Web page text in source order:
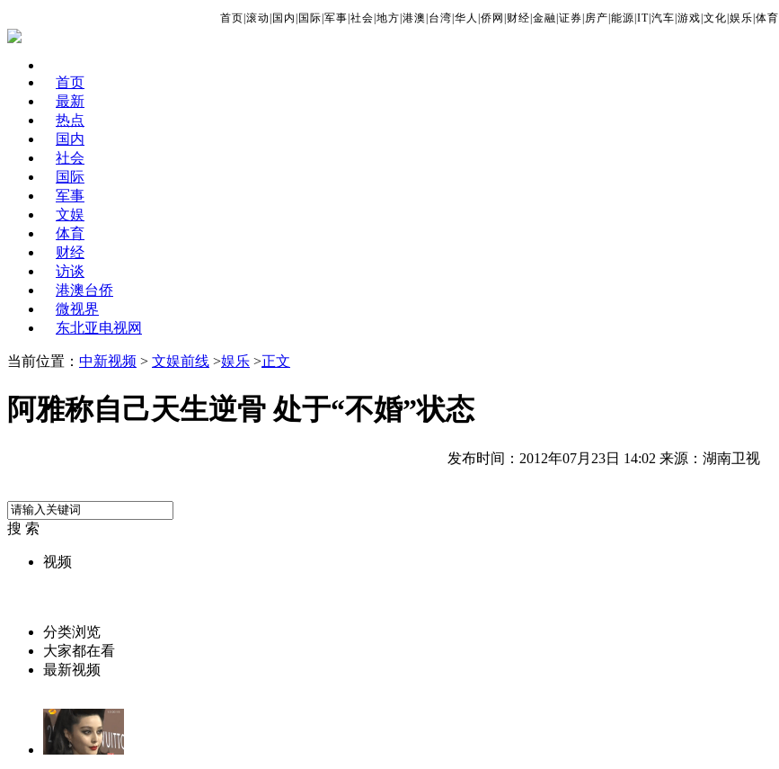
首页 滚动 国内 国际 军事 社会 地方 港澳 台湾 华人 侨网 财经 金融 证券 房产 能源 IT| 汽车 游戏 文化 娱乐 体育
首页
最新
热点
国内
社会
国际
军事
文娱
体育
财经
访谈
港澳台侨
微视界
东北亚电视网
当前位置： 中新视频 > 文娱前线 >娱乐 >正文
阿雅称自己天生逆骨 处于“不婚”状态
发布时间：2012年07月23日 14:02 来源：湖南卫视
搜 索
视频
分类浏览
大家都在看
最新视频